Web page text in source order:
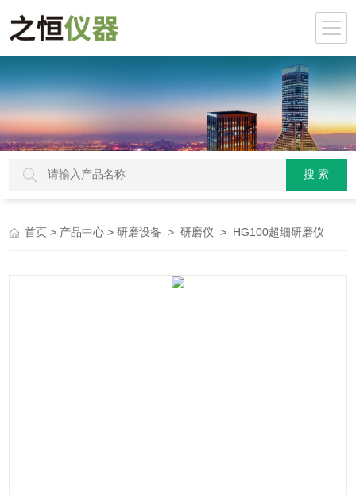
首页 > 产品中心 >研磨设备 >研磨仪 > HG100超细研磨仪